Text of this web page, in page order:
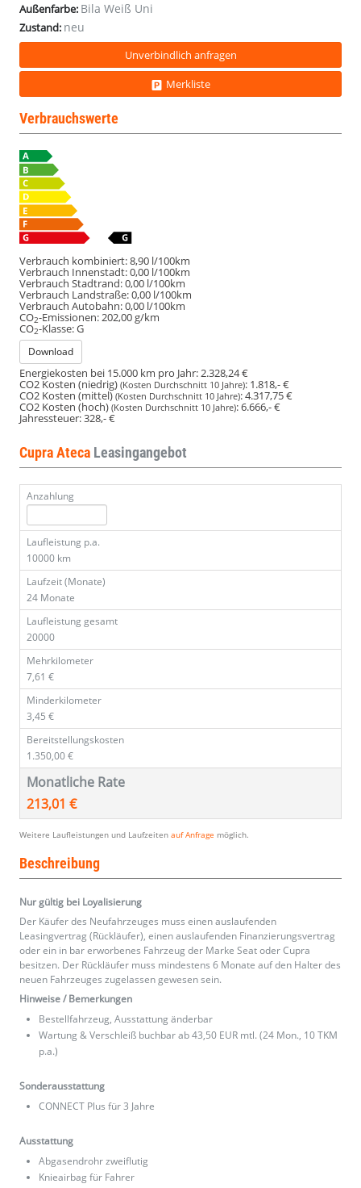
Außenfarbe: Bila Weiß Uni
Zustand: neu
Unverbindlich anfragen
Merkliste
Verbrauchswerte
Verbrauch kombiniert:8,90 l/100km
Verbrauch Innenstadt:0,00 l/100km
Verbrauch Stadtrand:0,00 l/100km
Verbrauch Landstraße:0,00 l/100km
Verbrauch Autobahn:0,00 l/100km
CO2-Emissionen: 202,00 g/km
CO2-Klasse:G
Download
Energiekosten bei 15.000 km pro Jahr: 2.328,24 €
CO2 Kosten (niedrig) (Kosten Durchschnitt 10 Jahre): 1.818,- €
CO2 Kosten (mittel)(Kosten Durchschnitt 10 Jahre):4.317,75 €
CO2 Kosten (hoch) (Kosten Durchschnitt 10 Jahre):6.666,- €
Jahressteuer:328,- €
Cupra Ateca Leasingangebot
Anzahlung
Laufleistung p.a.
10000 km
Laufzeit (Monate)
24 Monate
Laufleistung gesamt
20000
Mehrkilometer
7,61 €
Minderkilometer
3,45 €
Bereitstellungskosten
1.350,00 €
Monatliche Rate
213,01 €
Weitere Laufleistungen und Laufzeiten auf Anfrage möglich.
Beschreibung
Nur gültig bei Loyalisierung
Der Käufer des Neufahrzeuges muss einen auslaufenden
Leasingvertrag (Rückläufer), einen auslaufenden Finanzierungsvertrag
oder ein in bar erworbenes Fahrzeug der Marke Seat oder Cupra
besitzen. Der Rückläufer muss mindestens 6 Monate auf den Halter des
neuen Fahrzeuges zugelassen gewesen sein.
Hinweise / Bemerkungen
Bestellfahrzeug, Ausstattung änderbar
Wartung & Verschleiß buchbar ab 43,50 EUR mtl. (24 Mon., 10 TKM
p.a.)
Sonderausstattung
CONNECT Plus für 3 Jahre
Ausstattung
Abgasendrohr zweiflutig
Knieairbag für Fahrer